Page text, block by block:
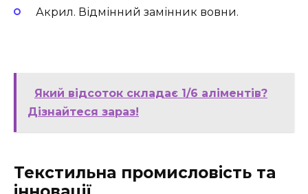
Акрил. Відмінний замінник вовни.
Який відсоток складає 1/6 аліментів?
Дізнайтеся зараз!
Текстильна промисловість та